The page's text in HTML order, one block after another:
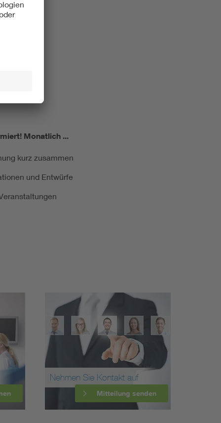
Monatlich ...
kurz zusammen
und Entwürfe
Nehmen Sie Kontakt auf
Mitteilung senden